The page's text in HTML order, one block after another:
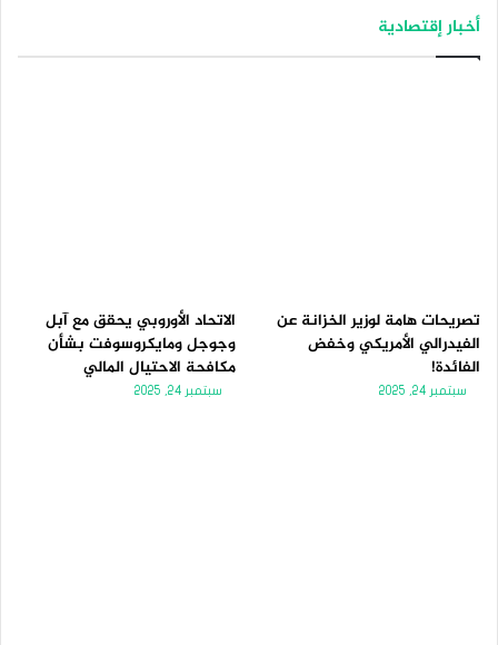
أخبار إقتصادية
تصريحات هامة لوزير الخزانة عن
الفيدرالي الأمريكي وخفض
الفائدة!
سبتمبر 24, 2025
الاتحاد الأوروبي يحقق مع آبل
وجوجل ومايكروسوفت بشأن
مكافحة الاحتيال المالي
سبتمبر 24, 2025